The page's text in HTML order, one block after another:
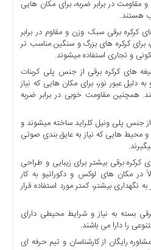
مقاومت در برابر ضربه، برای مکان هایی
هستند.
کرکره برقی سبک ‌وزن و مقاوم در برابر
کرکره های بزرگ و سنگین مناسب تر
و تجاری استفاده میشوند.
های کرکره برقی از جنس پلی کربنات
عبور نور، برای مکان هایی که نیاز
همچنین مقاومت خوبی در برابر ضربه
جنس پلی ونیل کلراید ساخته میشوند و
محیط هایی که نیاز به عایق بندی صوتی
کرکره برقی بیشتر برای زیبایی و طراحی
مکان های لوکس و دکوراتیو به کار
به نگهداری بیشتر، کمتر مورد استفاده قرار
بسته به نیاز و شرایط محیطی دارای
را دارا می باشند.
رایگان از کارشناسان و تیم حرفه ای